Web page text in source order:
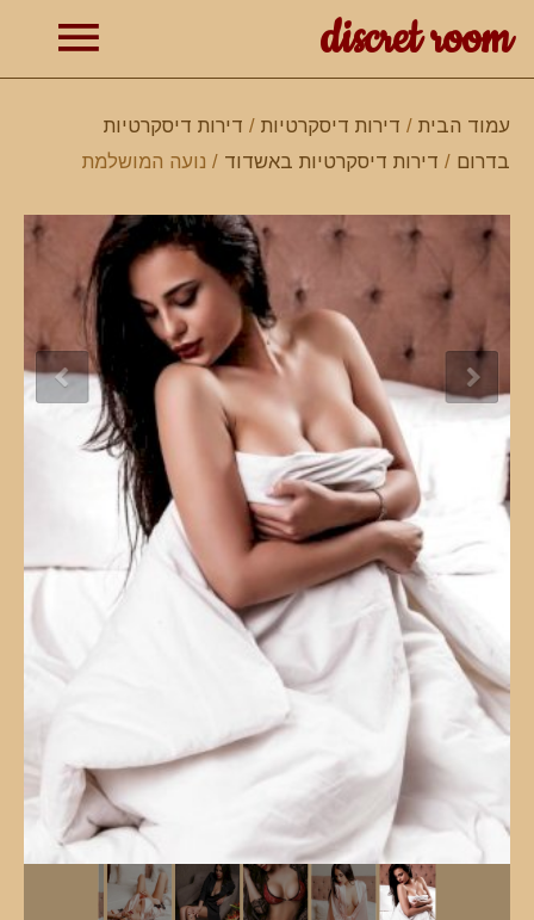
discret room
עמוד הבית / דירות דיסקרטיות / דירות דיסקרטיות
בדרום / דירות דיסקרטיות באשדוד / נועה המושלמת